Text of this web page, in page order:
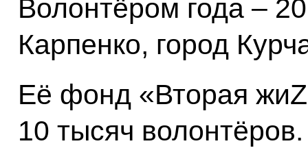
Волонтёром года –
Карпенко, город
Её фонд «Вторая
10 тысяч